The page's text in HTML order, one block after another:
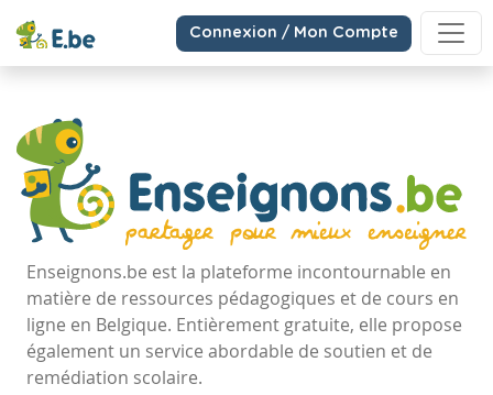
Connexion / Mon Compte
Enseignons.be est la plateforme incontournable en
matière de ressources pédagogiques et de cours en
ligne en Belgique. Entièrement gratuite, elle propose
également un service abordable de soutien et de
remédiation scolaire.